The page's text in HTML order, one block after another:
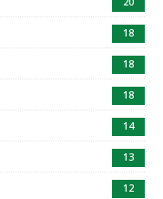
20
18
18
18
14
13
12